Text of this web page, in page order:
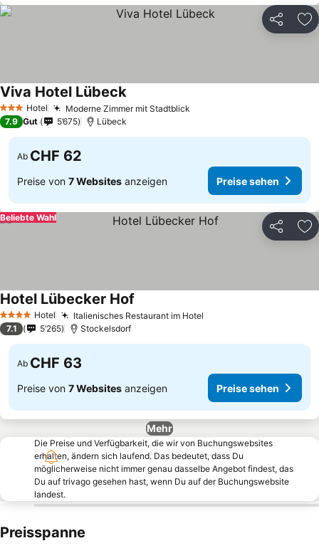
Teilen
3 SterneHotel Moderne Zimmer mit Stadtblick
Viva Hotel Lübeck
7.9 Gut 5’675 Lübeck
Ab CHF 62
Preise von 7 Websites anzeigen Preise sehen
Teilen
Beliebte Wahl
4 Sterne Hotel Italienisches Restaurant im Hotel
Hotel Lübecker Hof
7.1 5’265 Stockelsdorf
Ab CHF 63
Preise von 7 Websites anzeigen Preise sehen
Mehr
Die Preise und Verfügbarkeit, die wir von Buchungswebsites
erhalten, ändern sich laufend. Das bedeutet, dass Du
möglicherweise nicht immer genau dasselbe Angebot findest, das
Du auf trivago gesehen hast, wenn Du auf der Buchungswebsite
landest.
Preisspanne